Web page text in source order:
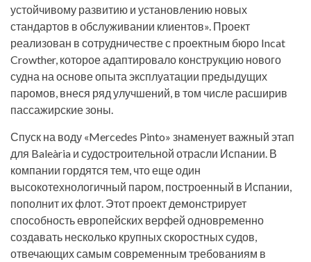
устойчивому развитию и установлению новых
стандартов в обслуживании клиентов». Проект
реализован в сотрудничестве с проектным бюро Incat
Crowther, которое адаптировало конструкцию нового
судна на основе опыта эксплуатации предыдущих
паромов, внеся ряд улучшений, в том числе расширив
пассажирские зоны.
Спуск на воду «Mercedes Pinto» знаменует важный этап
для Baleària и судостроительной отрасли Испании. В
компании гордятся тем, что еще один
высокотехнологичный паром, построенный в Испании,
пополнит их флот. Этот проект демонстрирует
способность европейских верфей одновременно
создавать несколько крупных скоростных судов,
отвечающих самым современным требованиям в